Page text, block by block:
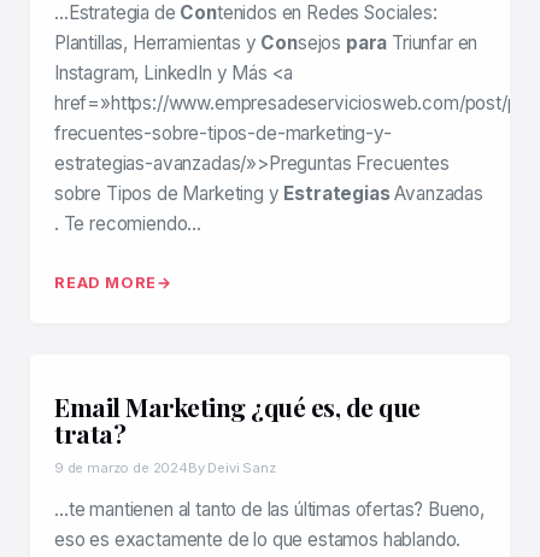
…Estrategia de Contenidos en Redes Sociales:
Plantillas, Herramientas y Consejos para Triunfar en
Instagram, LinkedIn y Más <a
href=»https://www.empresadeserviciosweb.com/post/
frecuentes-sobre-tipos-de-marketing-y-
estrategias-avanzadas/»>Preguntas Frecuentes
sobre Tipos de Marketing y EstrategiasAvanzadas
. Te recomiendo…
READ MORE
Email Marketing ¿qué es, de que
trata?
9 de marzo de 2024By Deivi Sanz
…te mantienen al tanto de las últimas ofertas? Bueno,
eso es exactamente de lo que estamos hablando.